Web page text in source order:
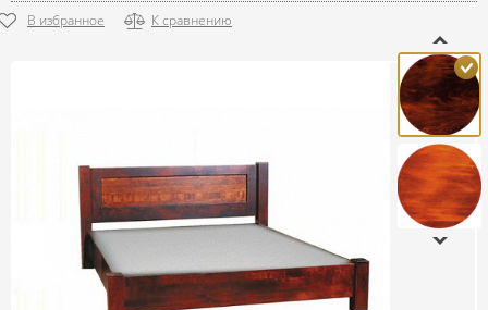
В избранное К сравнению